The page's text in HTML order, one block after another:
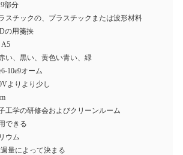
9部分
スチックの、プラスチックまたは波形材料
の用箋挟
A5
い、黒い、黄色い青い、緑
10e9オーム
よりより少し
工学の研修会およびクリーンルーム
できる
ウム
週量によって決まる